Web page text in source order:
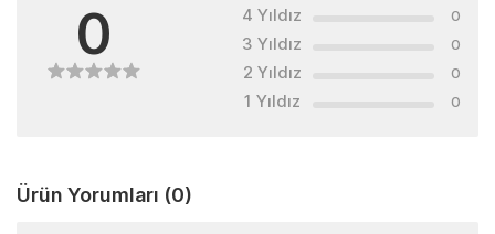
0 4 Yıldız 0
3 Yıldız 0
2 Yıldız 0
1 Yıldız 0
Ürün Yorumları (0)